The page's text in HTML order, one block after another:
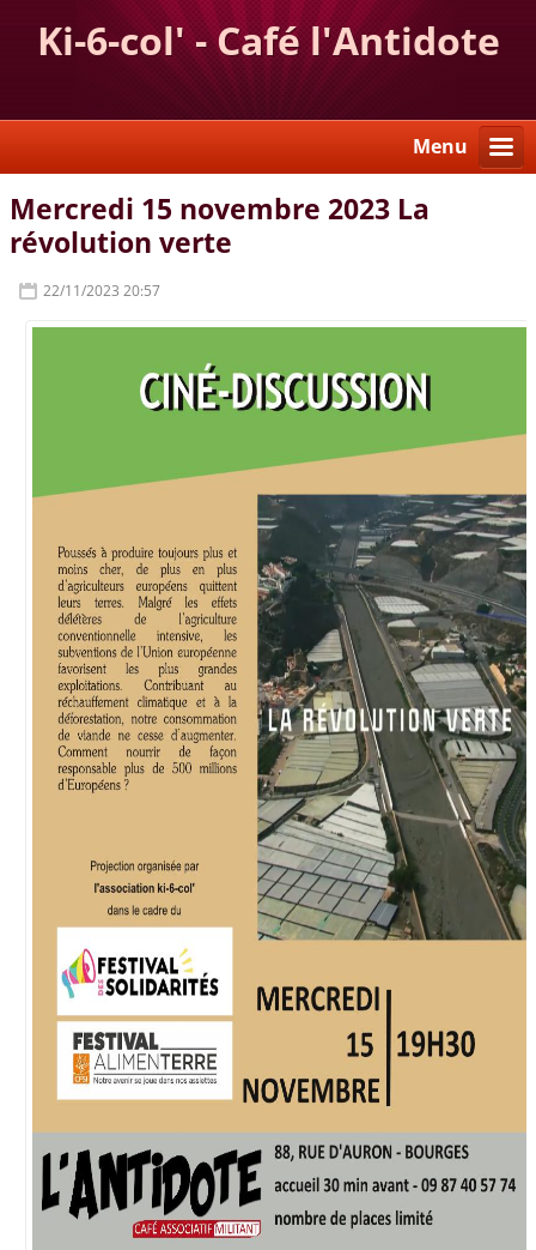
Ki-6-col' - Café l'Antidote
Menu
Mercredi 15 novembre 2023 La
révolution verte
22/11/2023 20:57